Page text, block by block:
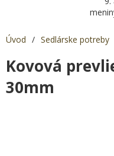
Úvod / Sedlárske potreby
Kovová
30mm